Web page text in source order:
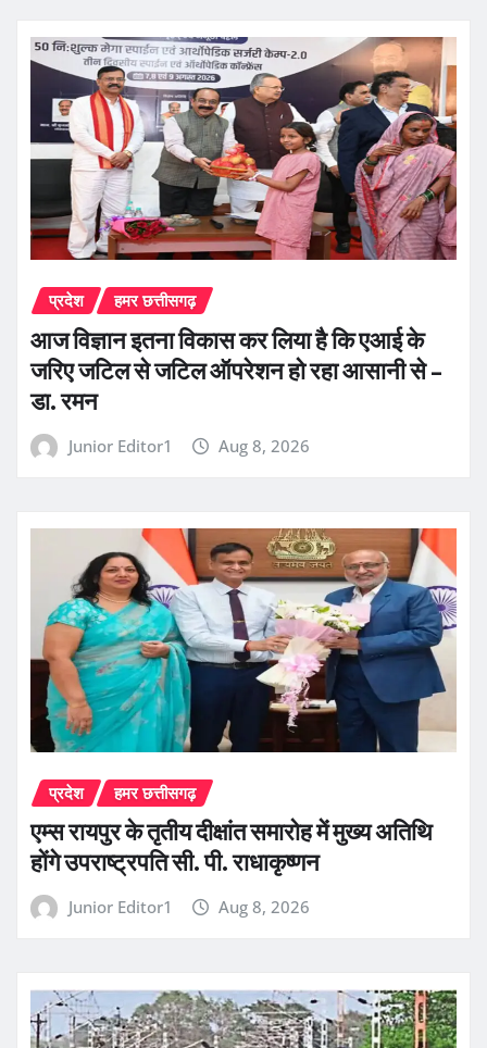
प्रदेश हमर छत्तीसगढ़
आज विज्ञान इतना विकास कर लिया है कि एआई के
जरिए जटिल से जटिल ऑपरेशन हो रहा आसानी से –
डा. रमन
Junior Editor1 Aug 8, 2026
प्रदेश हमर छत्तीसगढ़
एम्स रायपुर के तृतीय दीक्षांत समारोह में मुख्य अतिथि
होंगे उपराष्ट्रपति सी. पी. राधाकृष्णन
Junior Editor1 Aug 8, 2026